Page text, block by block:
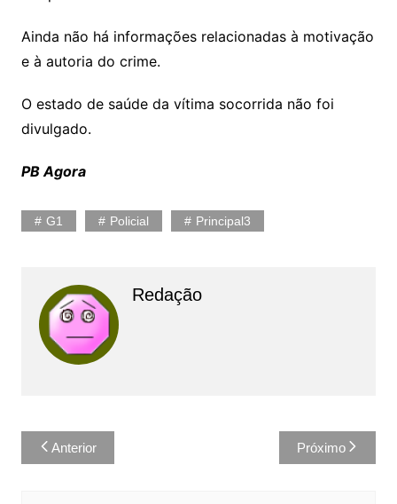
Ainda não há informações relacionadas à motivação
e à autoria do crime.
O estado de saúde da vítima socorrida não foi
divulgado.
PB Agora
G1 Policial Principal3
Redação
Navegação
de
Anterior Próximo